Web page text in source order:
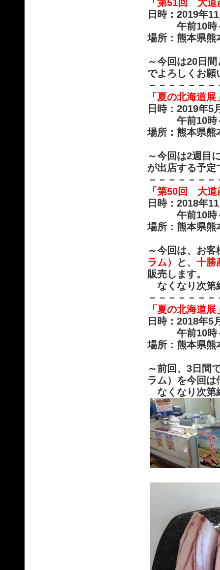
「第51回 大
日時：2019年
午前10時～
場所：熊本県
～今回は20日
でよろしくお願
－－－－－－
「夏の北海道
日時：2019年
午前10時～
場所：熊本県
～今回は2週目
が出店する予定
－－－－－－
「第50回 大
日時：2018年
午前10時～
場所：熊本県
～今回は、お
ラム）
と、 十勝
販売します。
なくなり次第
－－－－－－
「夏の北海道
日時：2018年
午前10時～
場所：熊本県
～前回、3日間
ラム）を今回
なくなり次第